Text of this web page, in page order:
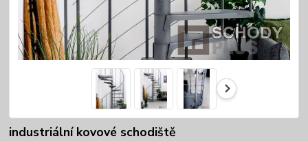
industriální kovové schodiště